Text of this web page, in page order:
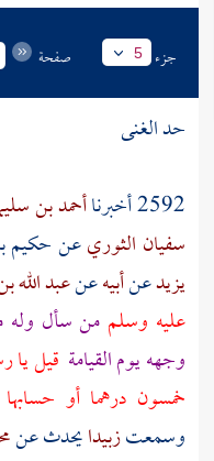
جزء 5 صفحة
حد الغنى
2592 أخبرنا
أحمد بن
سفيان الثوريعنحكيم
يزيدعنأبيهعنعبد الله
عليه وسلم من سأل وله
وجهه يوم القيامة قيل يا
خمسون درهما أو
وسمعتزبيدايحدث عن